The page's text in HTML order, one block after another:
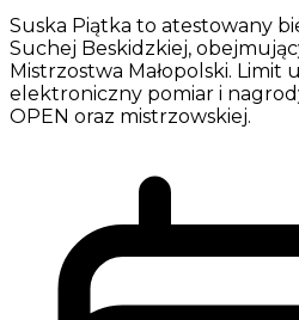
Suska Piątka to atestowany
Suchej Beskidzkiej,
Mistrzostwa Małopolski. Limit
elektroniczny pomiar i
OPEN oraz mistrzowskiej.